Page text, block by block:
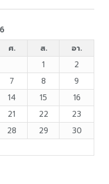
ศ. ส.
อา.
1
2
7 8
9
14 15
16
21 22
23
28 29
30